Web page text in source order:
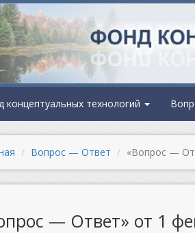
концептуальных технологий
Вопрос — Ответ «Вопрос —
— Ответ» от 1